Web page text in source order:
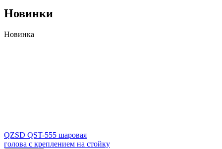
Новинки
Новинка
QZSD QST-555 шаровая
голова с креплением на стойку